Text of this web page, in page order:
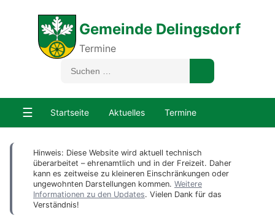
Gemeinde Delingsdorf
Termine
☰ Startseite Aktuelles Termine
Hinweis: Diese Website wird aktuell technisch
überarbeitet – ehrenamtlich und in der Freizeit. Daher
kann es zeitweise zu kleineren Einschränkungen oder
ungewohnten Darstellungen kommen. Weitere
Informationen zu den Updates. Vielen Dank für das
Verständnis!